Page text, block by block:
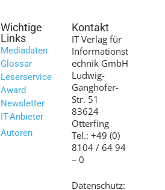
Wichtige
Links
Mediadaten
Glossar
Leserservice
Award
Newsletter
IT-Anbieter
Autoren
Kontakt
IT Verlag für
Informationst
echnik GmbH
Ludwig-
Ganghofer-
Str. 51
83624
Otterfing
Tel.: +49 (0)
8104 / 64 94
– 0
Datenschutz: